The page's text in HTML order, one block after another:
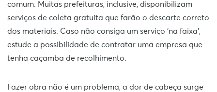
comum. Muitas prefeituras, inclusive, disponibilizam
serviços de coleta gratuita que farão o descarte correto
dos materiais. Caso não consiga um serviço ‘na faixa’,
estude a possibilidade de contratar uma empresa que
tenha caçamba de recolhimento.
Fazer obra não é um problema, a dor de cabeça surge